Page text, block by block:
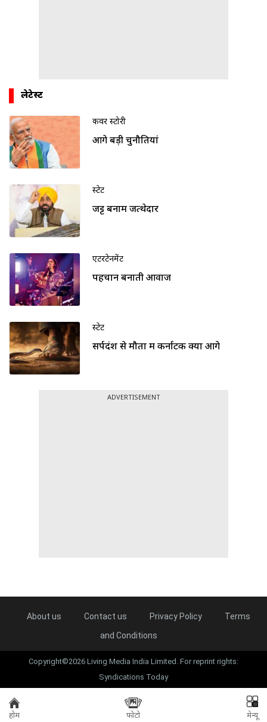
लेटेस्ट
कवर स्टोरी
आगे बड़ी चुनौतियां
स्टेट
जट्ट बनाम जत्थेदार
एंटरटेनमेंट
पहचान बनाती आवाज
स्टेट
सर्पदंश से मौतों में कर्नाटक क्यों आगे
ADVERTISEMENT
होम फोटो मेन्यू
About us Contact us Privacy Policy
Terms
and Conditions
Copyright©2026 Living Media India Limited. For reprint rights:
Syndications Today